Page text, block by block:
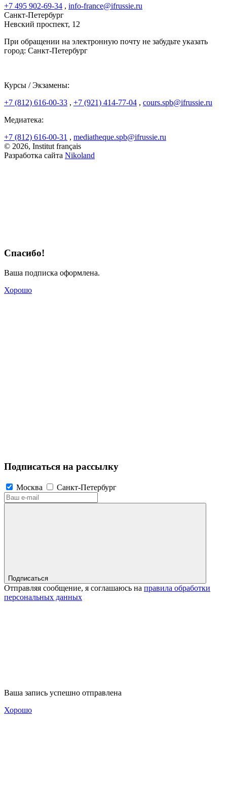
+7 495 902-69-34 , info-france@ifrussie.ru
Санкт-Петербург
Невский проспект, 12
При обращении на электронную почту не забудьте указать
город: Санкт-Петербург
Курсы / Экзамены:
+7 (812) 616-00-33 , +7 (921) 414-77-04 , cours.spb@ifrussie.ru
Медиатека:
+7 (812) 616-00-31 , mediatheque.spb@ifrussie.ru
© 2026, Institut français
Разработка сайта Nikoland
Спасибо!
Ваша подписка оформлена.
Хорошо
Подписаться на рассылку
Москва Санкт-Петербург
Подписаться
Отправляя сообщение, я соглашаюсь на правила обработки
персональных данных
Ваша запись успешно отправлена
Хорошо